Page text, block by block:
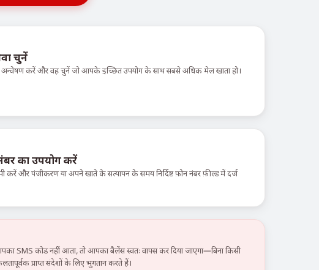
चुनें
अन्वेषण करें और वह चुनें जो आपके इच्छित उपयोग के साथ सबसे अधिक मेल खाता हो।
का उपयोग करें
करें और पंजीकरण या अपने खाते के सत्यापन के समय निर्दिष्ट फ़ोन नंबर फ़ील्ड में दर्ज
SMS कोड नहीं आता, तो आपका बैलेंस स्वतः वापस कर दिया जाएगा—बिना किसी
प्राप्त संदेशों के लिए भुगतान करते हैं।